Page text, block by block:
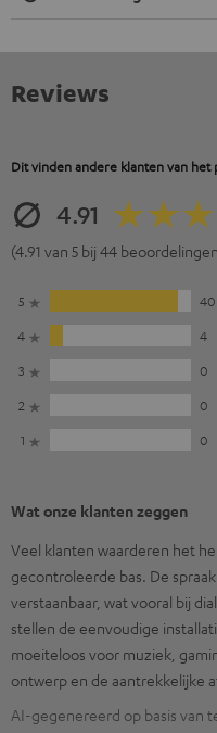
Reviews
Dit vinden andere klanten van het
4.91
(4.91 van 5 bij 44
5
40
4
4
3
0
2
0
1
0
Wat onze klanten zeggen
Veel klanten waarderen het
gecontroleerde bas. De
verstaanbaar, wat vooral bij
stellen de eenvoudige
moeiteloos voor muziek,
ontwerp en de aantrekkelijke
AI-gegenereerd op basis van